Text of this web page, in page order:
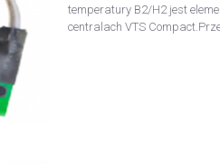
temperatury B2/H2 jest
centralach VTS